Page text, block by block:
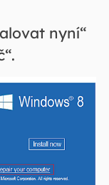
nyní“